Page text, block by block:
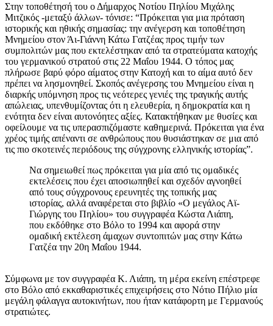
Στην τοποθέτησή του ο Δήμαρχος Νοτίου Πηλίου Μιχάλης
Μιτζικός -μεταξύ άλλων- τόνισε: “Πρόκειται για μια πρόταση
ιστορικής και ηθικής σημασίας: την ανέγερση και τοποθέτηση
Μνημείου στον Άι-Γιάννη Κάτω Γατζέας προς τιμήν των
συμπολιτών μας που εκτελέστηκαν από τα στρατεύματα κατοχής
του γερμανικού στρατού στις 22 Μαΐου 1944. Ο τόπος μας
πλήρωσε βαρύ φόρο αίματος στην Κατοχή και το αίμα αυτό δεν
πρέπει να λησμονηθεί. Σκοπός ανέγερσης του Μνημείου είναι η
διαρκής υπόμνηση προς τις νεότερες γενιές της τραγικής αυτής
απώλειας, υπενθυμίζοντας ότι η ελευθερία, η δημοκρατία και η
ενότητα δεν είναι αυτονόητες αξίες. Κατακτήθηκαν με θυσίες και
οφείλουμε να τις υπερασπιζόμαστε καθημερινά. Πρόκειται για ένα
χρέος τιμής απέναντι σε ανθρώπους που θυσιάστηκαν σε μια από
τις πιο σκοτεινές περιόδους της σύγχρονης ελληνικής ιστορίας”.
Να σημειωθεί πως πρόκειται για μία από τις ομαδικές
εκτελέσεις που έχει αποσιωπηθεί και σχεδόν αγνοηθεί
από τους σύγχρονους ερευνητές της τοπικής μας
ιστορίας, αλλά αναφέρεται στο βιβλίο «Ο μεγάλος Αϊ-
Γιώργης του Πηλίου» του συγγραφέα Κώστα Λιάπη,
που εκδόθηκε στο Βόλο το 1994 και αφορά στην
ομαδική εκτέλεση άμαχων συντοπιτών μας στην Κάτω
Γατζέα την 20η Μαΐου 1944.
Σύμφωνα με τον συγγραφέα Κ. Λιάπη, τη μέρα εκείνη επέστρεφε
στο Βόλο από εκκαθαριστικές επιχειρήσεις στο Νότιο Πήλιο μία
μεγάλη φάλαγγα αυτοκινήτων, που ήταν κατάφορτη με Γερμανούς
στρατιώτες.